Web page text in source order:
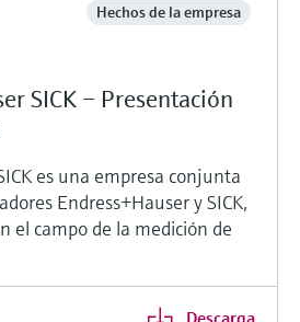
Hechos de la empresa
SICK – Presentación
es una empresa conjunta
Endress+Hauser y SICK,
el campo de la medición de
Descarga